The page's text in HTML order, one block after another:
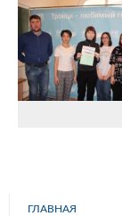
ГЛАВНАЯ